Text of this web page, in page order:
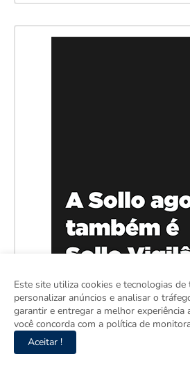
Este site utiliza cookies e tecnologias de
personalizar anúncios e analisar o
garantir e entregar a melhor experiência
você concorda com a política de
Aceitar !